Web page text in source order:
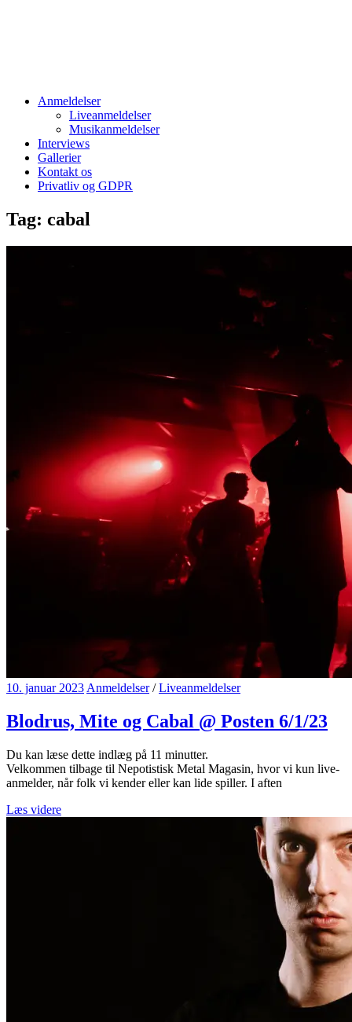
Anmeldelser
Liveanmeldelser
Musikanmeldelser
Interviews
Gallerier
Kontakt os
Privatliv og GDPR
Tag: cabal
10. januar 2023 Anmeldelser/Liveanmeldelser
Blodrus, Mite og Cabal @ Posten 6/1/23
Du kan læse dette indlæg på 11 minutter.
Velkommen tilbage til Nepotistisk Metal Magasin, hvor vi kun live-
anmelder, når folk vi kender eller kan lide spiller. I aften
Læs videre